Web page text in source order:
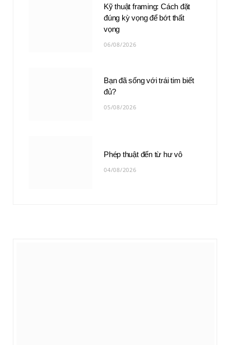
Kỹ thuật framing: Cách đặt
đúng kỳ vọng để bớt thất
vọng
06/08/2026
Bạn đã sống với trái tim biết
đủ?
05/08/2026
Phép thuật đến từ hư vô
04/08/2026